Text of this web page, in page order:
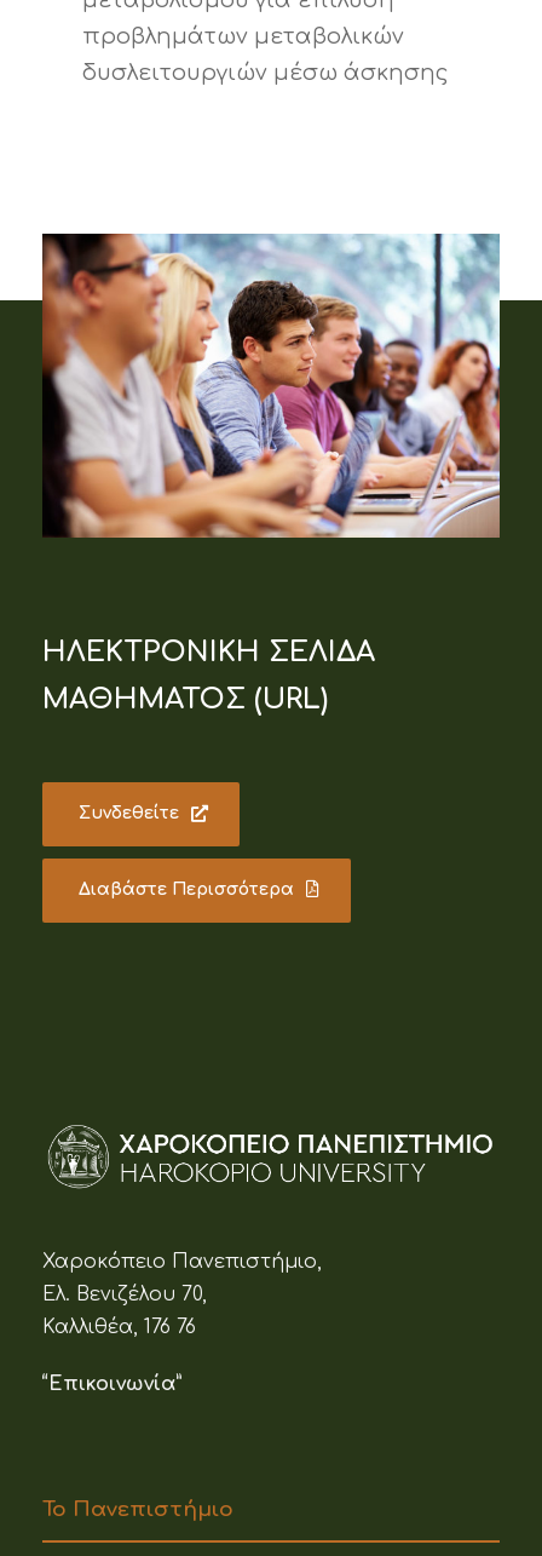
προβλημάτων μεταβολικών
δυσλειτουργιών μέσω άσκησης
ΗΛΕΚΤΡΟΝΙΚΗ ΣΕΛΙΔΑ
ΜΑΘΗΜΑΤΟΣ (URL)
Συνδεθείτε
Διαβάστε Περισσότερα
Χαροκόπειο Πανεπιστήμιο,
Ελ. Βενιζέλου 70,
Καλλιθέα, 176 76
“Επικοινωνία”
Το Πανεπιστήμιο